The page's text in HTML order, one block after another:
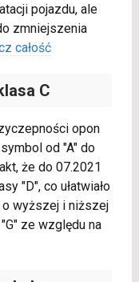
pojazdu, ale
zmniejszenia
całość
C
opon
od "A" do
że do 07.2021
"D", co ułatwiało
wyższej i niższej
ze względu na